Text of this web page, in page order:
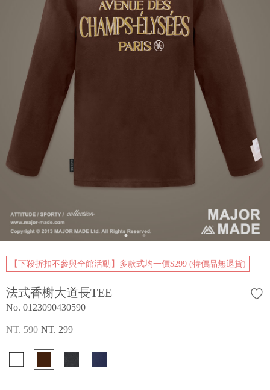
【下殺折扣不參與全館活動】多款式均一價$299 (特價品無退貨)
法式香榭大道長TEE
No. 0123090430590
NT. 590 NT. 299